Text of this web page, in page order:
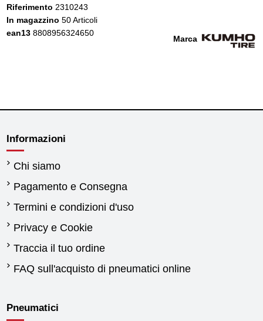
Marca
Riferimento 2310243
In magazzino 50 Articoli
ean13 8808956324650
Informazioni
Chi siamo
Pagamento e Consegna
Termini e condizioni d'uso
Privacy e Cookie
Traccia il tuo ordine
FAQ sull'acquisto di pneumatici online
Pneumatici